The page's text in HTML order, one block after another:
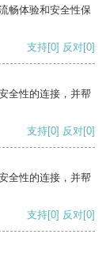
畅体验和安全性保
支持[0] 反对[0]
全性的连接，并帮
支持[0] 反对[0]
全性的连接，并帮
支持[0] 反对[0]